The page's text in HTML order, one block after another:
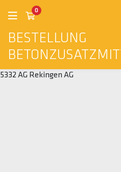
BESTELLUNG
0
5332 AG Rekingen AG